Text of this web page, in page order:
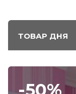
ТОВАР ДНЯ